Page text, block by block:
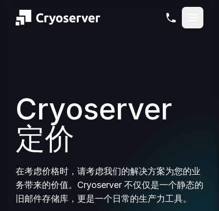
Cryoserver
定价
在考虑价格时，请考虑我们的解决方案为您的业
务带来的价值。Cryoserver 不仅仅是一个静态的
旧邮件存储库，更是一个日常的生产力工具。